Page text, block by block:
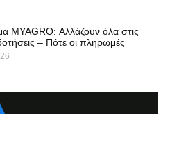
MYAGRO: Αλλάζουν όλα στις
– Πότε οι πληρωμές